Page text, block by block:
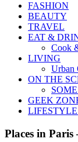
FASHION
BEAUTY
TRAVEL
EAT &
Cook
LIVING
Urban
ON THE
GEEK
Places in Paris